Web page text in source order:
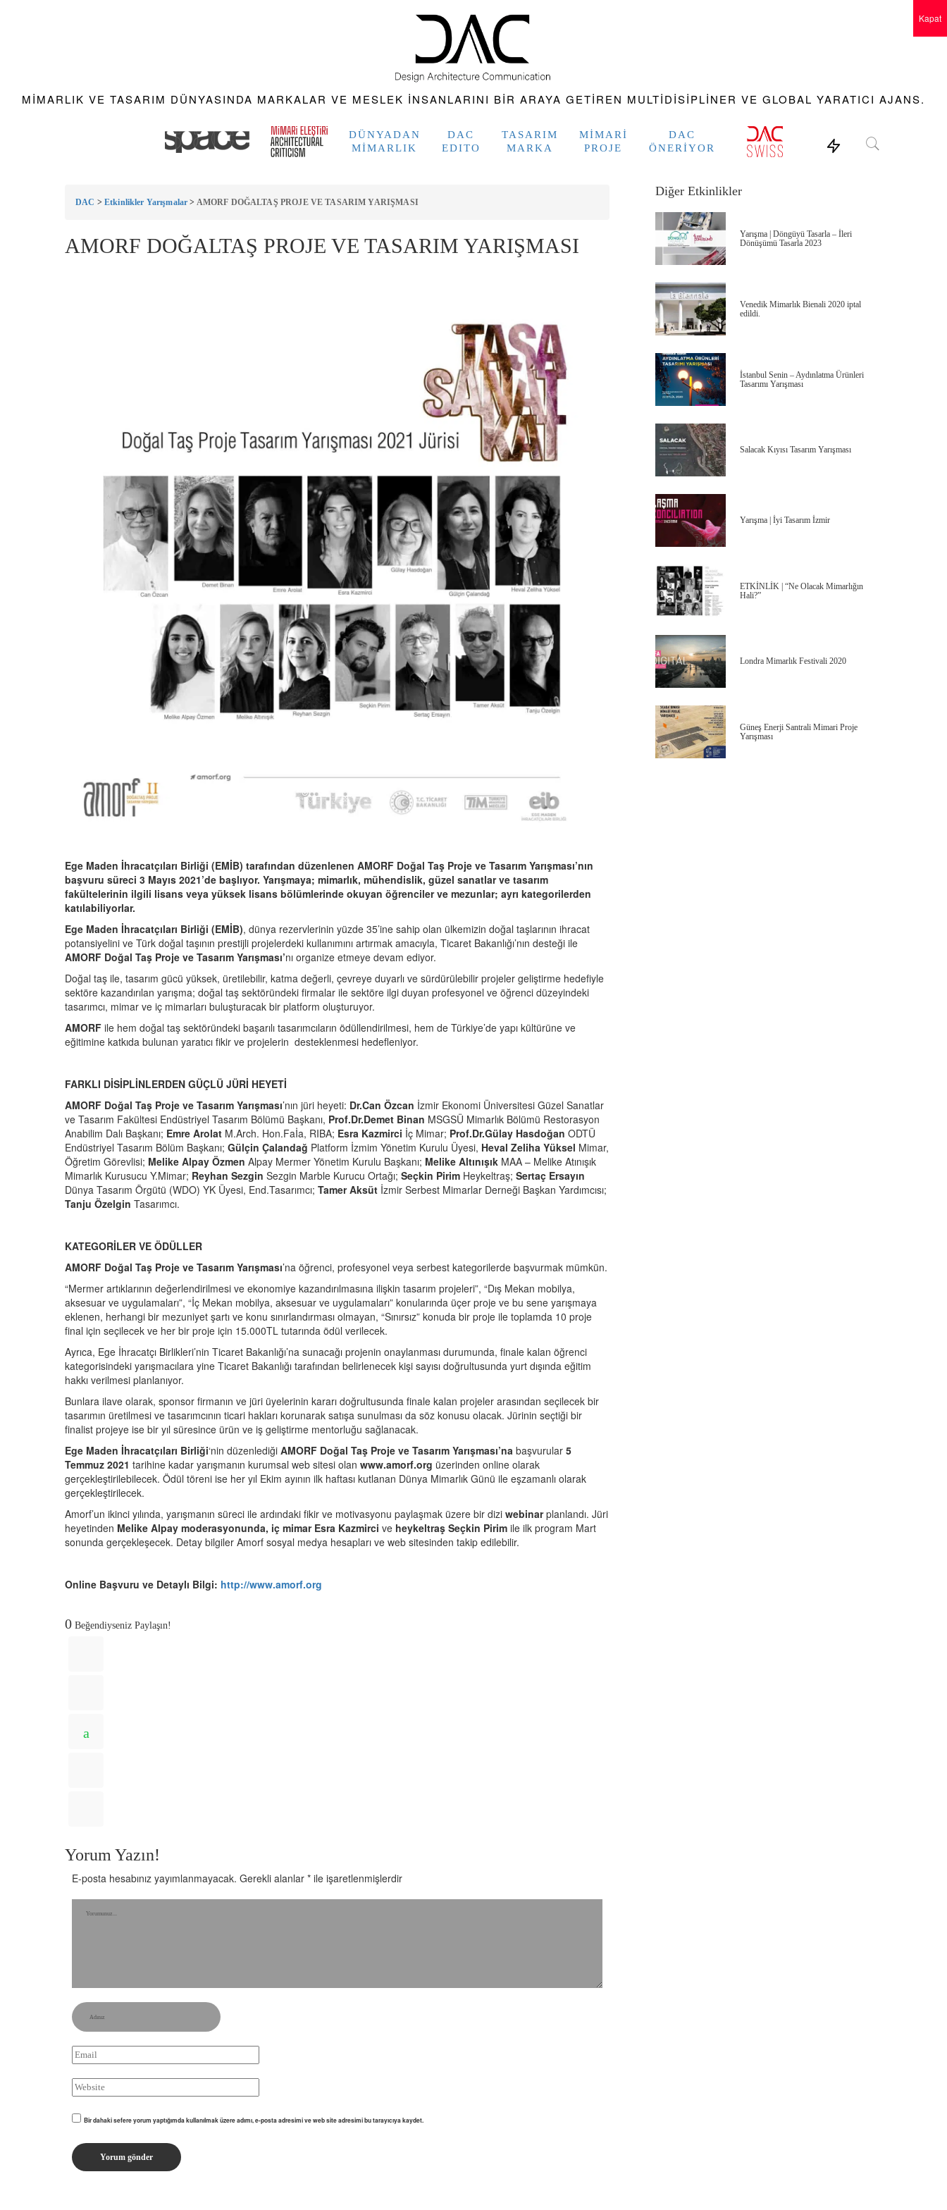
MIMARLIK VE TASARIM DÜNYASINDA MARKALAR VE MESLEK INSANLARINI BIR ARAYA GETIREN MULTIDISIPLINER VE GLOBAL YARATICI AJANS.
DÜNYADAN
MIMARLIK
DAC
EDITO
TASARIM
MARKA
MIMARI
PROJE
DAC
ÖNERIYOR
DAC > Etkinlikler Yarışmalar > AMORF DOĞALTAŞ PROJE VE TASARIM YARIŞMASI
AMORF DOĞALTAŞ PROJE VE TASARIM YARIŞMASI
Ege Maden İhracatçıları Birliği (EMİB) tarafından düzenlenen AMORF Doğal Taş Proje ve Tasarım Yarışması’nın
başvuru süreci 3 Mayıs 2021’de başlıyor. Yarışmaya; mimarlık, mühendislik, güzel sanatlar ve tasarım
fakültelerinin ilgili lisans veya yüksek lisans bölümlerinde okuyan öğrenciler ve mezunlar; ayrı kategorilerden
katılabiliyorlar.
Ege Maden İhracatçıları Birliği (EMİB), dünya rezervlerinin yüzde 35’ine sahip olan ülkemizin doğal taşlarının ihracat
potansiyelini ve Türk doğal taşının prestijli projelerdeki kullanımını artırmak amacıyla, Ticaret Bakanlığı’nın desteği ile
AMORF Doğal Taş Proje ve Tasarım Yarışması’nı organize etmeye devam ediyor.
Doğal taş ile, tasarım gücü yüksek, üretilebilir, katma değerli, çevreye duyarlı ve sürdürülebilir projeler geliştirme hedefiyle
sektöre kazandırılan yarışma; doğal taş sektöründeki firmalar ile sektöre ilgi duyan profesyonel ve öğrenci düzeyindeki
tasarımcı, mimar ve iç mimarları buluşturacak bir platform oluşturuyor.
AMORF ile hem doğal taş sektöründeki başarılı tasarımcıların ödüllendirilmesi, hem de Türkiye’de yapı kültürüne ve
eğitimine katkıda bulunan yaratıcı fikir ve projelerin desteklenmesi hedefleniyor.
FARKLI DİSİPLİNLERDEN GÜÇLÜ JÜRİ HEYETİ
AMORF Doğal Taş Proje ve Tasarım Yarışması’nın jüri heyeti: Dr.Can Özcan İzmir Ekonomi Üniversitesi Güzel Sanatlar
ve Tasarım Fakültesi Endüstriyel Tasarım Bölümü Başkanı, Prof.Dr.Demet Binan MSGSÜ Mimarlık Bölümü Restorasyon
Anabilim Dalı Başkanı; Emre Arolat M.Arch. Hon.Faİa, RIBA; Esra Kazmirci İç Mimar; Prof.Dr.Gülay Hasdoğan ODTÜ
Endüstriyel Tasarım Bölüm Başkanı; Gülçin Çalandağ Platform İzmim Yönetim Kurulu Üyesi, Heval Zeliha Yüksel Mimar,
Öğretim Görevlisi; Melike Alpay Özmen Alpay Mermer Yönetim Kurulu Başkanı; Melike Altınışık MAA – Melike Atınışık
Mimarlık Kurusucu Y.Mimar; Reyhan Sezgin Sezgin Marble Kurucu Ortağı; Seçkin Pirim Heykeltraş; Sertaç Ersayın
Dünya Tasarım Örgütü (WDO) YK Üyesi, End.Tasarımcı; Tamer Aksüt İzmir Serbest Mimarlar Derneği Başkan Yardımcısı;
Tanju Özelgin Tasarımcı.
KATEGORİLER VE ÖDÜLLER
AMORF Doğal Taş Proje ve Tasarım Yarışması’na öğrenci, profesyonel veya serbest kategorilerde başvurmak mümkün.
“Mermer artıklarının değerlendirilmesi ve ekonomiye kazandırılmasına ilişkin tasarım projeleri”, “Dış Mekan mobilya,
aksesuar ve uygulamaları”, “İç Mekan mobilya, aksesuar ve uygulamaları” konularında üçer proje ve bu sene yarışmaya
eklenen, herhangi bir mezuniyet şartı ve konu sınırlandırması olmayan, “Sınırsız” konuda bir proje ile toplamda 10 proje
final için seçilecek ve her bir proje için 15.000TL tutarında ödül verilecek.
Ayrıca, Ege İhracatçı Birlikleri’nin Ticaret Bakanlığı’na sunacağı projenin onaylanması durumunda, finale kalan öğrenci
kategorisindeki yarışmacılara yine Ticaret Bakanlığı tarafından belirlenecek kişi sayısı doğrultusunda yurt dışında eğitim
hakkı verilmesi planlanıyor.
Bunlara ilave olarak, sponsor firmanın ve jüri üyelerinin kararı doğrultusunda finale kalan projeler arasından seçilecek bir
tasarımın üretilmesi ve tasarımcının ticari hakları korunarak satışa sunulması da söz konusu olacak. Jürinin seçtiği bir
finalist projeye ise bir yıl süresince ürün ve iş geliştirme mentorluğu sağlanacak.
Ege Maden İhracatçıları Birliği‘nin düzenlediği AMORF Doğal Taş Proje ve Tasarım Yarışması’na başvurular 5
Temmuz 2021 tarihine kadar yarışmanın kurumsal web sitesi olan www.amorf.org üzerinden online olarak
gerçekleştirilebilecek. Ödül töreni ise her yıl Ekim ayının ilk haftası kutlanan Dünya Mimarlık Günü ile eşzamanlı olarak
gerçekleştirilecek.
Amorf’un ikinci yılında, yarışmanın süreci ile ardındaki fikir ve motivasyonu paylaşmak üzere bir dizi webinarplanlandı. Jüri
heyetinden Melike Alpay moderasyonunda, iç mimar Esra Kazmirci ve heykeltraş Seçkin Pirim ile ilk program Mart
sonunda gerçekleşecek. Detay bilgiler Amorf sosyal medya hesapları ve web sitesinden takip edilebilir.
Online Başvuru ve Detaylı Bilgi: http://www.amorf.org
0 Beğendiyseniz Paylaşın!
Yorum Yazın!
E-posta hesabınız yayımlanmayacak. Gerekli alanlar * ile işaretlenmişlerdir
Bir dahaki sefere yorum yaptığımda kullanılmak üzere adımı, e-posta adresimi ve web site adresimi bu tarayıcıya kaydet.
Diğer Etkinlikler
Yarışma | Döngüyü Tasarla – İleri
Dönüşümü Tasarla 2023
Venedik Mimarlık Bienali 2020 iptal
edildi.
İstanbul Senin – Aydınlatma Ürünleri
Tasarımı Yarışması
Salacak Kıyısı Tasarım Yarışması
Yarışma | İyi Tasarım İzmir
ETKİNLİK | “Ne Olacak Mimarlığın
Hali?”
Londra Mimarlık Festivali 2020
Güneş Enerji Santrali Mimari Proje
Yarışması
Kapat